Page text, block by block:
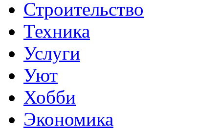
Строительство
Техника
Услуги
Уют
Хобби
Экономика